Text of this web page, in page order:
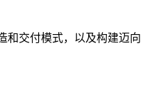
和交付模式，以及构建迈向